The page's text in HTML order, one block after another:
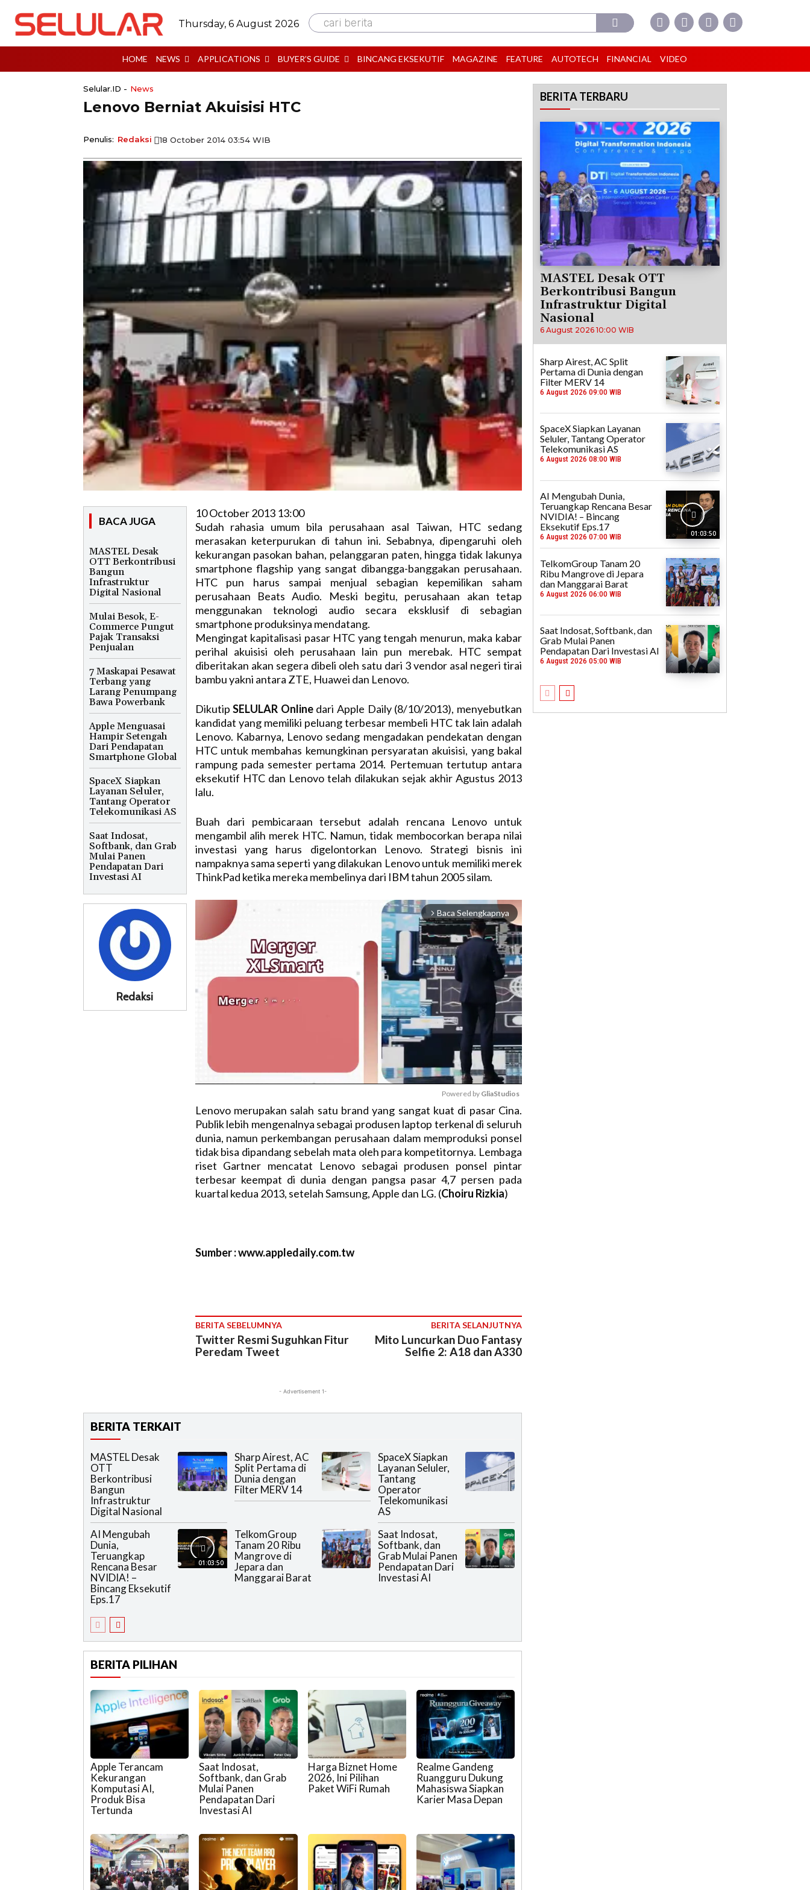
Thursday, 6 August 2026 cari berita
HOME NEWS APPLICATIONS BUYER’S GUIDE BINCANG EKSEKUTIF MAGAZINE FEATURE AUTOTECH FINANCIAL VIDEO
Selular.ID - News
Lenovo Berniat Akuisisi HTC
Penulis: Redaksi 18 October 2014 03:54 WIB
BACA JUGA
MASTEL Desak
OTT Berkontribusi
Bangun
Infrastruktur
Digital Nasional
Mulai Besok, E-
Commerce Pungut
Pajak Transaksi
Penjualan
7 Maskapai Pesawat
Terbang yang
Larang Penumpang
Bawa Powerbank
Apple Menguasai
Hampir Setengah
Dari Pendapatan
Smartphone Global
SpaceX Siapkan
Layanan Seluler,
Tantang Operator
Telekomunikasi AS
Saat Indosat,
Softbank, dan Grab
Mulai Panen
Pendapatan Dari
Investasi AI
Redaksi
10 October 2013 13:00
Sudah rahasia umum bila perusahaan asal Taiwan, HTC sedang
merasakan keterpurukan di tahun ini. Sebabnya, dipengaruhi oleh
kekurangan pasokan bahan, pelanggaran paten, hingga tidak lakunya
smartphone flagship yang sangat dibangga-banggakan perusahaan.
HTC pun harus sampai menjual sebagian kepemilikan saham
perusahaan Beats Audio. Meski begitu, perusahaan akan tetap
menggunakan teknologi audio secara eksklusif di sebagian
smartphone produksinya mendatang.
Mengingat kapitalisasi pasar HTC yang tengah menurun, maka kabar
perihal akuisisi oleh perusahaan lain pun merebak. HTC sempat
diberitakan akan segera dibeli oleh satu dari 3 vendor asal negeri tirai
bambu yakni antara ZTE, Huawei dan Lenovo.
DikutipSELULAR Onlinedari Apple Daily (8/10/2013), menyebutkan
kandidat yang memiliki peluang terbesar membeli HTC tak lain adalah
Lenovo. Kabarnya, Lenovo sedang mengadakan pendekatan dengan
HTC untuk membahas kemungkinan persyaratan akuisisi, yang bakal
rampung pada semester pertama 2014. Pertemuan tertutup antara
eksekutif HTC dan Lenovo telah dilakukan sejak akhir Agustus 2013
lalu.
Buah dari pembicaraan tersebut adalah rencana Lenovo untuk
mengambil alih merek HTC. Namun, tidak membocorkan berapa nilai
investasi yang harus digelontorkan Lenovo. Strategi bisnis ini
nampaknya sama seperti yang dilakukan Lenovo untuk memiliki merek
ThinkPad ketika mereka membelinya dari IBM tahun 2005 silam.
arrow_forward_ios Baca Selengkapnya
M
u
t
e
Powered by GliaStudios
Lenovo merupakan salah satu brand yang sangat kuat di pasar Cina.
Publik lebih mengenalnya sebagai produsen laptop terkenal di seluruh
dunia, namun perkembangan perusahaan dalam memproduksi ponsel
tidak bisa dipandang sebelah mata oleh para kompetitornya. Lembaga
riset Gartner mencatat Lenovo sebagai produsen ponsel pintar
terbesar keempat di dunia dengan pangsa pasar 4,7 persen pada
kuartal kedua 2013, setelah Samsung, Apple dan LG. (Choiru Rizkia)
Sumber : www.appledaily.com.tw
BERITA SEBELUMNYA
Twitter Resmi Suguhkan Fitur
Peredam Tweet
BERITA SELANJUTNYA
Mito Luncurkan Duo Fantasy
Selfie 2: A18 dan A330
- Advertisement 1-
BERITA TERKAIT
MASTEL Desak
OTT
Berkontribusi
Bangun
Infrastruktur
Digital Nasional
Sharp Airest, AC
Split Pertama di
Dunia dengan
Filter MERV 14
SpaceX Siapkan
Layanan Seluler,
Tantang
Operator
Telekomunikasi
AS
01:03:50
AI Mengubah
Dunia,
Teruangkap
Rencana Besar
NVIDIA! –
Bincang Eksekutif
Eps.17
TelkomGroup
Tanam 20 Ribu
Mangrove di
Jepara dan
Manggarai Barat
Saat Indosat,
Softbank, dan
Grab Mulai Panen
Pendapatan Dari
Investasi AI
BERITA PILIHAN
Apple Terancam
Kekurangan
Komputasi AI,
Produk Bisa
Tertunda
Saat Indosat,
Softbank, dan Grab
Mulai Panen
Pendapatan Dari
Investasi AI
Harga Biznet Home
2026, Ini Pilihan
Paket WiFi Rumah
Realme Gandeng
Ruangguru Dukung
Mahasiswa Siapkan
Karier Masa Depan
BERITA TERBARU
MASTEL Desak OTT
Berkontribusi Bangun
Infrastruktur Digital
Nasional
6 August 2026 10:00 WIB
Sharp Airest, AC Split
Pertama di Dunia dengan
Filter MERV 14
6 August 2026 09:00 WIB
SpaceX Siapkan Layanan
Seluler, Tantang Operator
Telekomunikasi AS
6 August 2026 08:00 WIB
01:03:50
AI Mengubah Dunia,
Teruangkap Rencana Besar
NVIDIA! – Bincang
Eksekutif Eps.17
6 August 2026 07:00 WIB
TelkomGroup Tanam 20
Ribu Mangrove di Jepara
dan Manggarai Barat
6 August 2026 06:00 WIB
Saat Indosat, Softbank, dan
Grab Mulai Panen
Pendapatan Dari Investasi AI
6 August 2026 05:00 WIB